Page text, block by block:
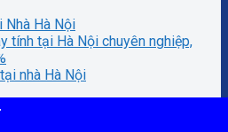
Nhà Hà Nội
tính tại Hà Nội chuyên nghiệp,
nhà Hà Nội